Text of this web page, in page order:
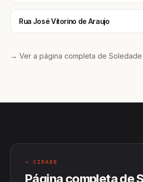
Rua José Vitorino de Araujo
→ Ver a página completa de Soledade
→ CIDADE
Página completa de